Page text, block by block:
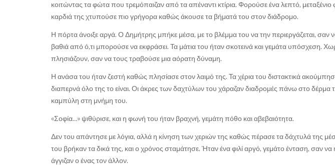
κοιτώντας τα φώτα που τρεμόπαιζαν από τα απέναντι κτίρια. Φορούσε ένα λεπτό,
καρδιά της χτυπούσε πιο γρήγορα καθώς άκουσε τα βήματά του στον διάδρομο.
Η πόρτα άνοιξε αργά. Ο Δημήτρης μπήκε μέσα, με το βλέμμα του να την περιεργάζεται, σαν
βαθιά από ό,τι μπορούσε να εκφράσει. Τα μάτια του ήταν σκοτεινά και γεμάτα υπόσχεση.
πλησιάζουν, σαν να τους τραβούσε μια αόρατη δύναμη.
Η ανάσα του ήταν ζεστή καθώς πλησίασε στον λαιμό της. Τα χέρια του διστακτικά
διαπερνά όλο της το είναι. Οι άκρες των δαχτύλων του χάραζαν διαδρομές πάνω στο
καμπύλη στη μνήμη του.
«Σοφία...» ψιθύρισε, και η φωνή του ήταν βραχνή, γεμάτη πόθο και αβεβαιότητα.
Δεν του απάντησε με λόγια, αλλά η κίνηση των χεριών της καθώς πέρασε τα δάχτυλά της
του βρήκαν τα δικά της, και ο χρόνος σταμάτησε. Ήταν ένα φιλί αργό, γεμάτο ένταση, σαν
άγγιζαν ο ένας τον άλλον.